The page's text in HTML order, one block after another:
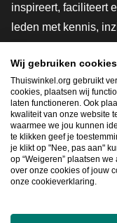
inspireert, faciliteert
leden met kennis,
innovatievere
shoppen slimmer.
Lid worden
Snel navigeren
Wij gebruiken cookies
Thuiswinkel.org gebruikt
cookies, plaatsen wij
laten functioneren. Ook
kwaliteit van onze website
waarmee we jou kunnen
te klikken geef je
je klikt op "Nee, pas aan"
op “Weigeren” plaatsen
over onze cookies of jouw
onze cookieverklaring.